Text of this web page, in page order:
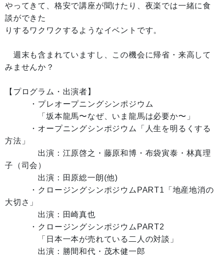
やってきて、格安で講座が聞けたり、夜楽では一緒に食
談ができた
りするワクワクするようなイベントです。
週末も含まれていますし、この機会に帰省・来高して
みませんか？
【プログラム・出演者】
・プレオープニングシンポジウム
「坂本龍馬〜なぜ、いま龍馬は必要か〜」
・オープニングシンポジウム「人生を明るくする
方法」
出演：江原啓之・藤原和博・布袋寅泰・林真理
子（司会）
出演：田原総一朗(他)
・クロージングシンポジウムPART1「地産地消の
大切さ」
出演：田崎真也
・クロージングシンポジウムPART2
「日本一本が売れている二人の対談」
出演：勝間和代・茂木健一郎